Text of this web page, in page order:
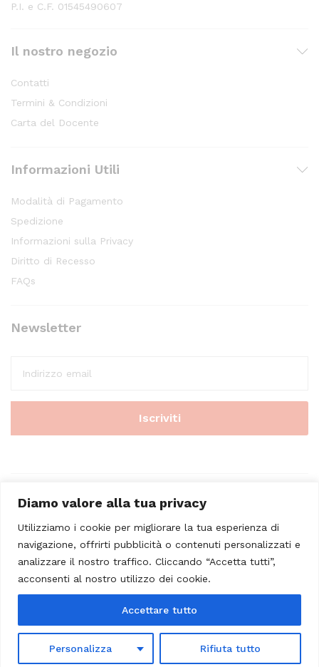
Diamo valore alla tua privacy
Utilizziamo i cookie per migliorare la tua esperienza di
navigazione, offrirti pubblicità o contenuti personalizzati e
analizzare il nostro traffico. Cliccando “Accetta tutti”,
acconsenti al nostro utilizzo dei cookie.
Personalizza Rifiuta tutto
Accettare tutto
P.I. e C.F. 01545490607
Il nostro negozio
Contatti
Termini & Condizioni
Carta del Docente
Informazioni Utili
Modalità di Pagamento
Spedizione
Informazioni sulla Privacy
Diritto di Recesso
FAQs
Newsletter
© 2023 - Casa Musicale Vicini. All Rights Reserved